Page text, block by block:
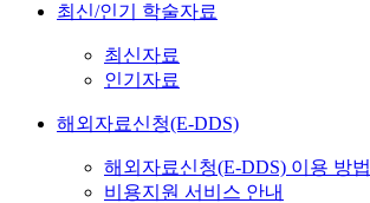
최신/인기 학술자료
최신자료
인기자료
해외자료신청(E-DDS)
해외자료신청(E-DDS) 이용 방법
비용지원 서비스 안내